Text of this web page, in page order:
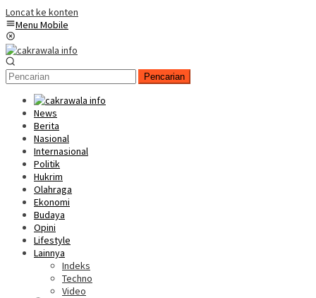
Loncat ke konten
Menu Mobile
Pencarian
News
Berita
Nasional
Internasional
Politik
Hukrim
Olahraga
Ekonomi
Budaya
Opini
Lifestyle
Lainnya
Indeks
Techno
Video